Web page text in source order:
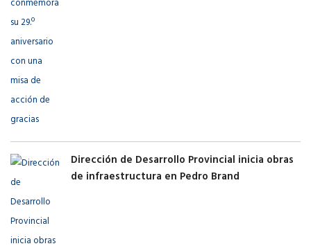
Dirección de Desarrollo Provincial inicia obras
de infraestructura en Pedro Brand